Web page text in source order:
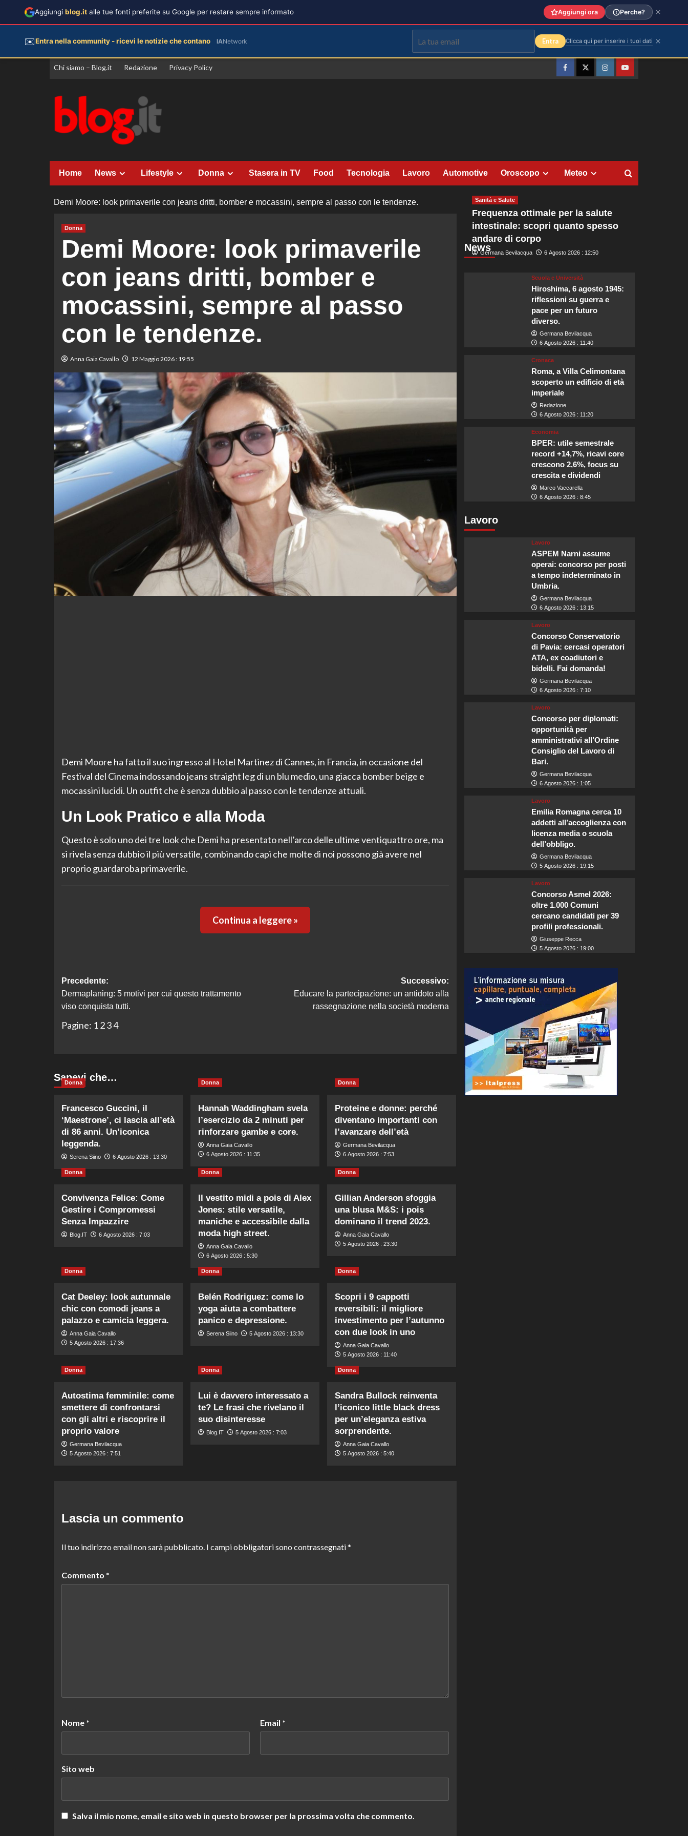
Vai
Chi siamo – Blog.it Redazione Privacy Policy
FacebookTwitterInstagramYouTube
Home News Lifestyle Donna Stasera in TV Food Tecnologia Lavoro Automotive Oroscopo Meteo
Demi Moore: look primaverile con jeans dritti, bomber e mocassini, sempre al passo con le tendenze.
Donna
Demi Moore: look primaverile
con jeans dritti, bomber e
mocassini, sempre al passo
con le tendenze.
Anna Gaia Cavallo 12 Maggio 2026 : 19:55
Demi Moore ha fatto il suo ingresso al Hotel Martinez di Cannes, in Francia, in occasione del
Festival del Cinema indossando jeans straight leg di un blu medio, una giacca bomber beige e
mocassini lucidi. Un outfit che è senza dubbio al passo con le tendenze attuali.
Un Look Pratico e alla Moda
Questo è solo uno dei tre look che Demi ha presentato nell’arco delle ultime ventiquattro ore, ma
si rivela senza dubbio il più versatile, combinando capi che molte di noi possono già avere nel
proprio guardaroba primaverile.
Continua a leggere »
Navigazione
articolo
Precedente:
Dermaplaning: 5 motivi per cui questo trattamento
viso conquista tutti.
Successivo:
Educare la partecipazione: un antidoto alla
rassegnazione nella società moderna
Pagine: 1 2 34
Sapevi che…
Donna
Francesco Guccini, il
‘Maestrone’, ci lascia all’età
di 86 anni. Un’iconica
leggenda.
Serena Siino 6 Agosto 2026 : 13:30
Donna
Hannah Waddingham svela
l’esercizio da 2 minuti per
rinforzare gambe e core.
Anna Gaia Cavallo
6 Agosto 2026 : 11:35
Donna
Proteine e donne: perché
diventano importanti con
l’avanzare dell’età
Germana Bevilacqua
6 Agosto 2026 : 7:53
Donna
Convivenza Felice: Come
Gestire i Compromessi
Senza Impazzire
Blog.IT 6 Agosto 2026 : 7:03
Donna
Il vestito midi a pois di Alex
Jones: stile versatile,
maniche e accessibile dalla
moda high street.
Anna Gaia Cavallo
6 Agosto 2026 : 5:30
Donna
Gillian Anderson sfoggia
una blusa M&S: i pois
dominano il trend 2023.
Anna Gaia Cavallo
5 Agosto 2026 : 23:30
Donna
Cat Deeley: look autunnale
chic con comodi jeans a
palazzo e camicia leggera.
Anna Gaia Cavallo
5 Agosto 2026 : 17:36
Donna
Belén Rodriguez: come lo
yoga aiuta a combattere
panico e depressione.
Serena Siino 5 Agosto 2026 : 13:30
Donna
Scopri i 9 cappotti
reversibili: il migliore
investimento per l’autunno
con due look in uno
Anna Gaia Cavallo
5 Agosto 2026 : 11:40
Donna
Autostima femminile: come
smettere di confrontarsi
con gli altri e riscoprire il
proprio valore
Germana Bevilacqua
5 Agosto 2026 : 7:51
Donna
Lui è davvero interessato a
te? Le frasi che rivelano il
suo disinteresse
Blog.IT 5 Agosto 2026 : 7:03
Donna
Sandra Bullock reinventa
l’iconico little black dress
per un’eleganza estiva
sorprendente.
Anna Gaia Cavallo
5 Agosto 2026 : 5:40
Lascia un commento
Il tuo indirizzo email non sarà pubblicato. I campi obbligatori sono contrassegnati*
Commento *
Nome * Email *
Sito web
Salva il mio nome, email e sito web in questo browser per la prossima volta che commento.
News
Sanità e Salute
Frequenza ottimale per la salute
intestinale: scopri quanto spesso
andare di corpo
Germana Bevilacqua 6 Agosto 2026 : 12:50
Scuola e Università
Hiroshima, 6 agosto 1945:
riflessioni su guerra e
pace per un futuro
diverso.
Germana Bevilacqua
6 Agosto 2026 : 11:40
Cronaca
Roma, a Villa Celimontana
scoperto un edificio di età
imperiale
Redazione
6 Agosto 2026 : 11:20
Economia
BPER: utile semestrale
record +14,7%, ricavi core
crescono 2,6%, focus su
crescita e dividendi
Marco Vaccarella
6 Agosto 2026 : 8:45
Lavoro
Lavoro
ASPEM Narni assume
operai: concorso per posti
a tempo indeterminato in
Umbria.
Germana Bevilacqua
6 Agosto 2026 : 13:15
Lavoro
Concorso Conservatorio
di Pavia: cercasi operatori
ATA, ex coadiutori e
bidelli. Fai domanda!
Germana Bevilacqua
6 Agosto 2026 : 7:10
Lavoro
Concorso per diplomati:
opportunità per
amministrativi all’Ordine
Consiglio del Lavoro di
Bari.
Germana Bevilacqua
6 Agosto 2026 : 1:05
Lavoro
Emilia Romagna cerca 10
addetti all’accoglienza con
licenza media o scuola
dell’obbligo.
Germana Bevilacqua
5 Agosto 2026 : 19:15
Lavoro
Concorso Asmel 2026:
oltre 1.000 Comuni
cercano candidati per 39
profili professionali.
Giuseppe Recca
5 Agosto 2026 : 19:00
Aggiungi blog.it alle tue fonti preferite su Google per restare sempre informato Aggiungi ora Perche?
✉️Entra nella community - ricevi le notizie che contano IANetwork Entra Clicca qui per inserire i tuoi dati